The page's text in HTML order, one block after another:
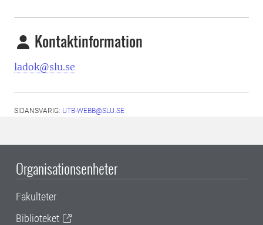
Kontaktinformation
ladok@slu.se
SIDANSVARIG: UTB-WEBB@SLU.SE
Organisationsenheter
Fakulteter
Biblioteket